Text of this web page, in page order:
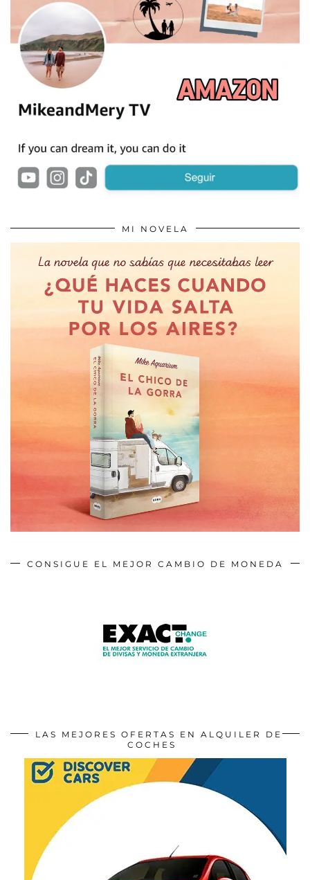
MI NOVELA
CONSIGUE EL MEJOR CAMBIO DE MONEDA
LAS MEJORES OFERTAS EN ALQUILER DE
COCHES